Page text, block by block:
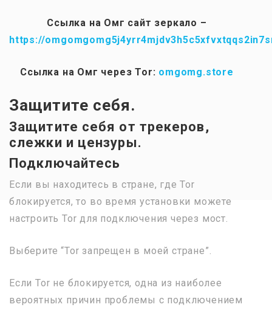
Ссылка на Омг сайт зеркало –
https://
Ссылка на Омг через Tor: omgomg.store
Защитите себя.
Защитите себя от трекеров,
слежки и цензуры.
Подключайтесь
Если вы находитесь в стране, где Tor
блокируется, то во время установки можете
настроить Tor для подключения через мост.
Выберите “Tor запрещен в моей стране”.
Если Tor не блокируется, одна из наиболее
вероятных причин проблемы с подключением